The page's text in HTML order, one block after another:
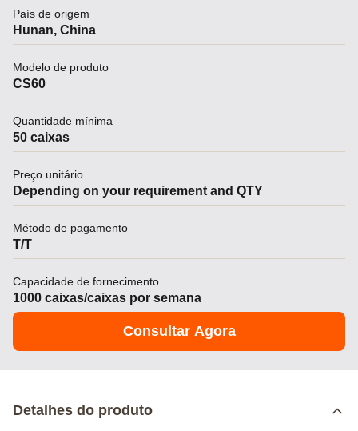
País de origem
Hunan, China
Modelo de produto
CS60
Quantidade mínima
50 caixas
Preço unitário
Depending on your requirement and QTY
Método de pagamento
T/T
Capacidade de fornecimento
1000 caixas/caixas por semana
Consultar Agora
Detalhes do produto